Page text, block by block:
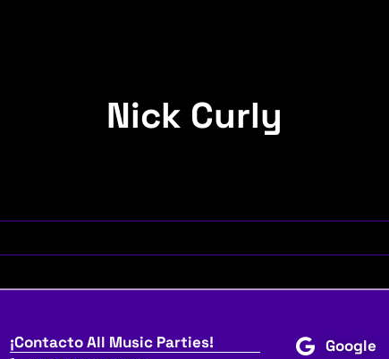
Nick Curly
¡Contacto All Music Parties! Google